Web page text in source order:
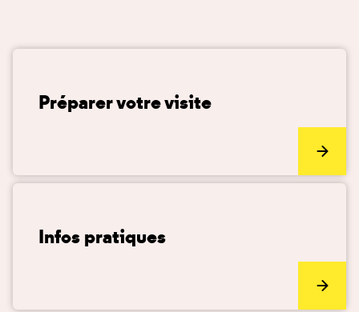
Préparer votre visite
Infos pratiques